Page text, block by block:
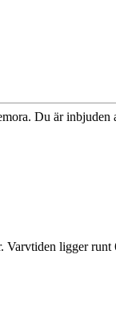
Du är
Varvtiden ligger runt